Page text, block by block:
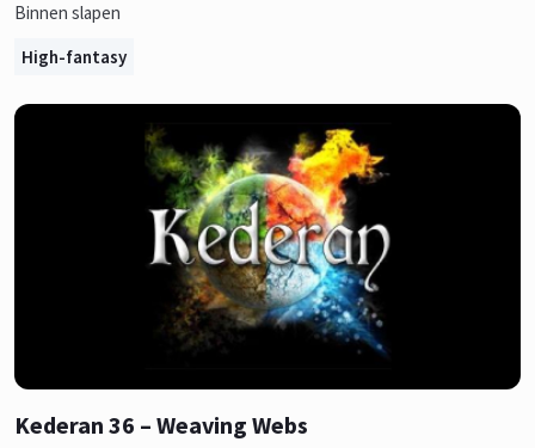
Binnen slapen
High-fantasy
Kederan 36 – Weaving Webs